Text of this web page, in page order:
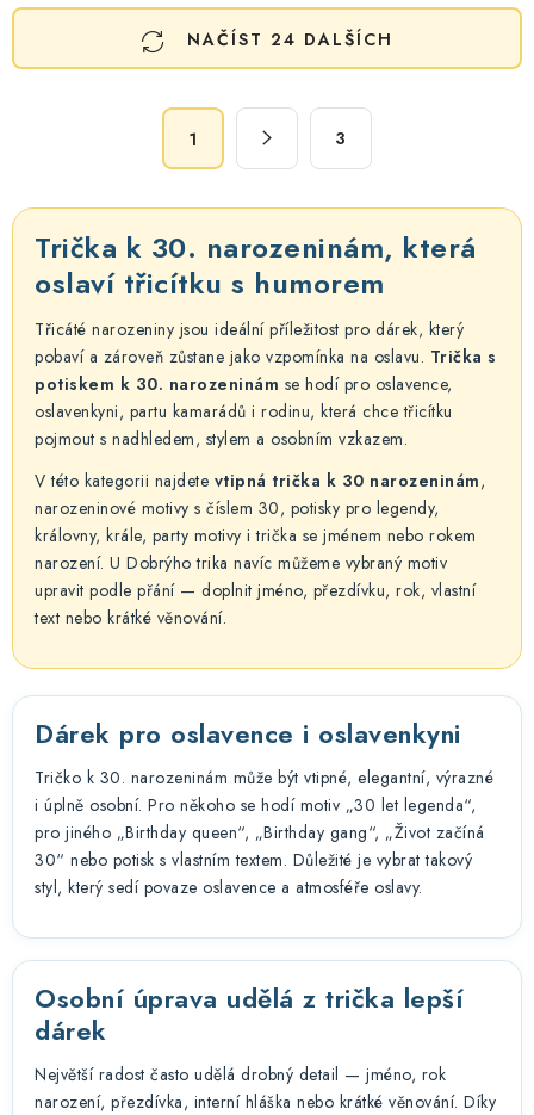
O
v
c
í
NAČÍST 24 DALŠÍCH
á
n
1 3
Trička k 30. narozeninám, která
oslaví třicítku s humorem
Třicáté narozeniny jsou ideální příležitost pro dárek, který
pobaví a zároveň zůstane jako vzpomínka na oslavu. Trička s
potiskem k 30. narozeninám se hodí pro oslavence,
oslavenkyni, partu kamarádů i rodinu, která chce třicítku
pojmout s nadhledem, stylem a osobním vzkazem.
V této kategorii najdete vtipná trička k 30 narozeninám,
narozeninové motivy s číslem 30, potisky pro legendy,
královny, krále, party motivy i trička se jménem nebo rokem
narození. U Dobrýho trika navíc můžeme vybraný motiv
upravit podle přání — doplnit jméno, přezdívku, rok, vlastní
text nebo krátké věnování.
Dárek pro oslavence i oslavenkyni
Tričko k 30. narozeninám může být vtipné, elegantní, výrazné
i úplně osobní. Pro někoho se hodí motiv „30 let legenda“,
pro jiného „Birthday queen“, „Birthday gang“, „Život začíná
30“ nebo potisk s vlastním textem. Důležité je vybrat takový
styl, který sedí povaze oslavence a atmosféře oslavy.
Osobní úprava udělá z trička lepší
dárek
Největší radost často udělá drobný detail — jméno, rok
narození, přezdívka, interní hláška nebo krátké věnování. Díky